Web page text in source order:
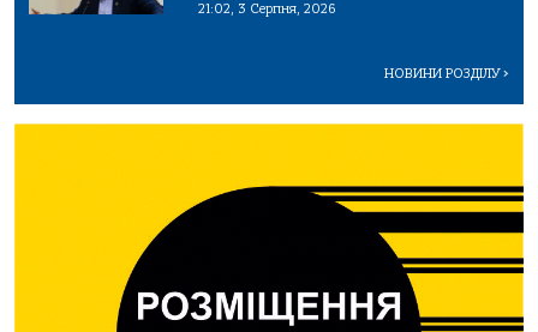
21:02, 3 Серпня, 2026
НОВИНИ РОЗДІЛУ>